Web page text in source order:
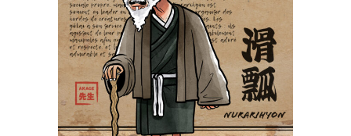
Nurarihyon 滑瓢
Yokaidex